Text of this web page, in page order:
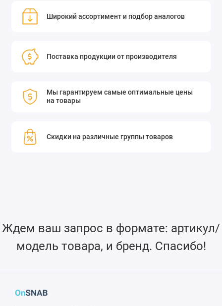
Широкий ассортимент и подбор аналогов
Поставка продукции от производителя
Мы гарантируем самые оптимальные цены
на товары
Скидки на различные группы товаров
Ждем ваш запрос в формате: артикул/
модель товара, и бренд. Спасибо!